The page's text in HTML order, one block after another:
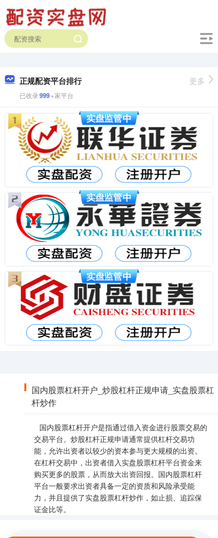
正规配资平台排行
已收录999+家平台
更多
国内股票杠杆开户_炒股杠杆正规申请_实盘股票杠
杆炒作
国内股票杠杆开户是指通过借入资金进行股票交易的
交易平台。炒股杠杆正规申请通常提供杠杆交易功
能，允许出资者以较少的资本参与更大规模的出资。
在杠杆交易中，出资者借入实盘股票杠杆平台资金来
购买更多的股票，从而放大出资回报。国内股票杠杆
平台一般要求出资者具备一定的资质和风险承受能
力，并且提供了实盘股票杠杆炒作，如止损、追踪保
证金比等。